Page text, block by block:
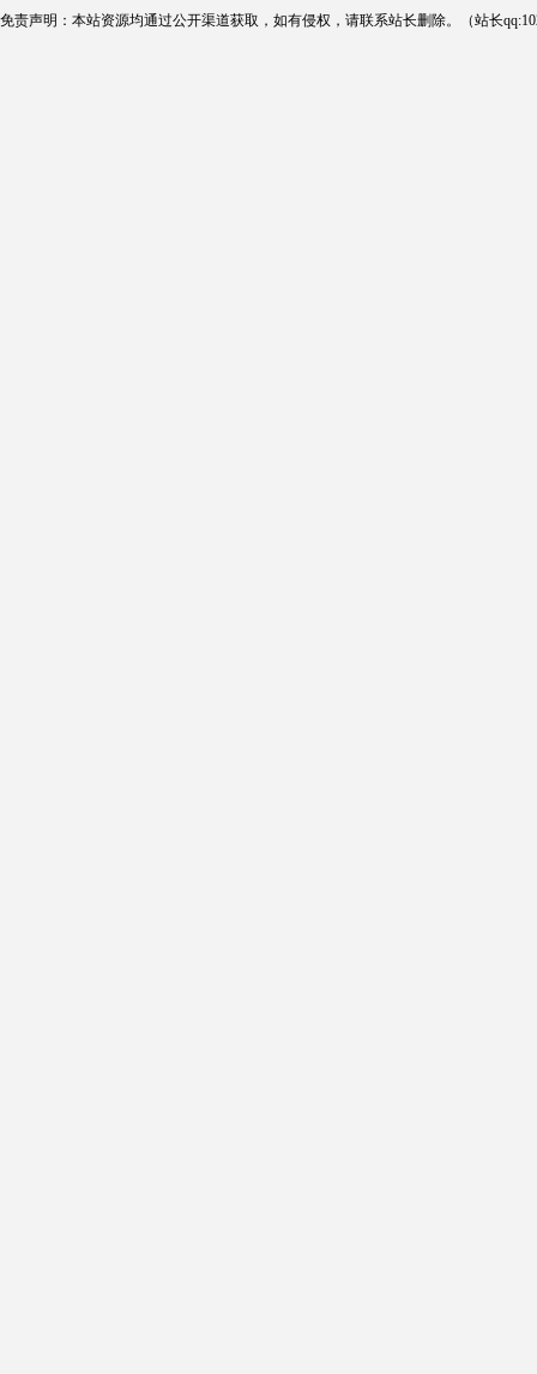
免责声明：本站资源均通过公开渠道获取，如有侵权，请联系站长删除。（站长